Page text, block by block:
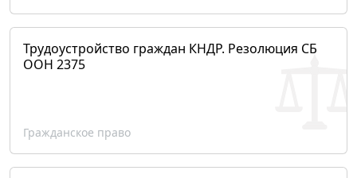
Трудоустройство граждан КНДР. Резолюция СБ
ООН 2375
Гражданское право